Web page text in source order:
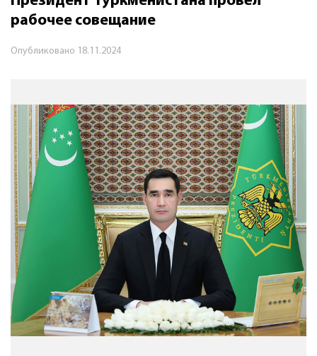
рабочее совещание
Опубликовано 18.11.2024